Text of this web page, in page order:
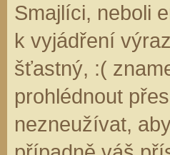
Smajlíci, neboli
k vyjádření
šťastný, :(
prohlédnout
nezneužívat,